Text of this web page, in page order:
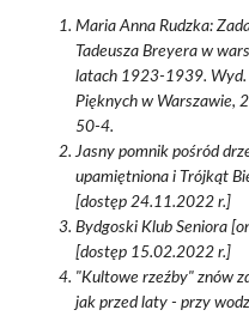
Maria Anna Rudzka:
Tadeusza Breyera w
latach 1923-1939. Wyd.
Pięknych w Warszawie,
50-4.
Jasny pomnik pośród
upamiętniona i Trójkąt
[dostęp 24.11.2022 r.]
Bydgoski Klub Seniora
[dostęp 15.02.2022 r.]
"Kultowe rzeźby" znów
jak przed laty - przy